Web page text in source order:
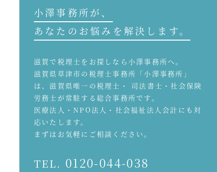
小澤事務所が、
あなたのお悩みを解決します。
滋賀で税理士をお探しなら小澤事務所へ。
滋賀県草津市の税理士事務所「小澤事務所」
は、滋賀県唯一の税理士・ 司法書士・社会保険
労務士が常駐する総合事務所です。
医療法人・NPO法人・社会福祉法人会計にも対
応いたします。
まずはお気軽にご相談ください。
TEL. 0120-044-038